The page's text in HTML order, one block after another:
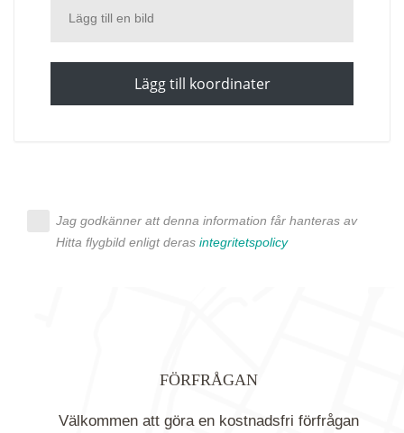
Lägg till en bild
Lägg till koordinater
Jag godkänner att denna information får hanteras av
Hitta flygbild enligt deras integritetspolicy
FÖRFRÅGAN
Välkommen att göra en kostnadsfri förfrågan